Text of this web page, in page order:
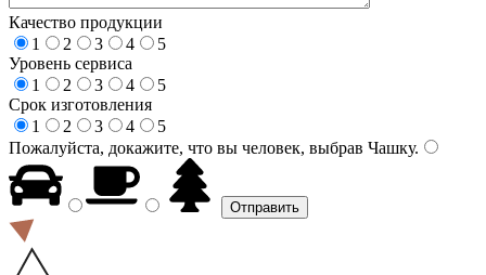
Качество продукции
1
2 3 4
5
Уровень сервиса
1
2 3 4
5
Срок изготовления
1
2 3 4
5
Пожалуйста, докажите, что вы человек, выбрав Чашку.